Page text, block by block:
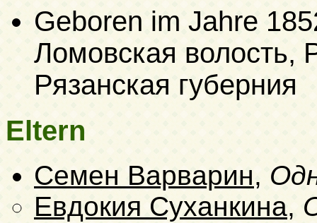
Geboren im Jahre
Ломовская волость,
Рязанская губерния
Eltern
Семен Варварин,
Евдокия Суханкина,